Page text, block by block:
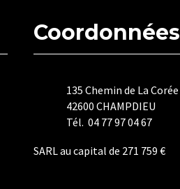
Coordonnées
135 Chemin de La Corée
42600 CHAMPDIEU
Tél. 04 77 97 04 67
SARL au capital de 271 759 €